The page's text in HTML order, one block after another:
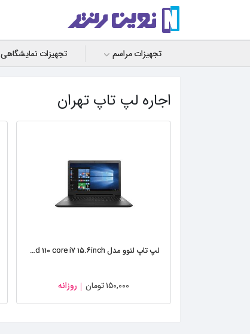
تجهیزات مراسم تجهیزات نمایشگاهی
اجاره لپ تاپ تهران
لپ تاپ لنوو مدل Idepad ۱۱۰ core i۷ ۱۵.۶inch
۱۵۰,۰۰۰تومان روزانه